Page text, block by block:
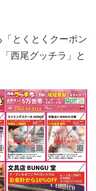
とくとくクーポン
西尾グッチラ」と